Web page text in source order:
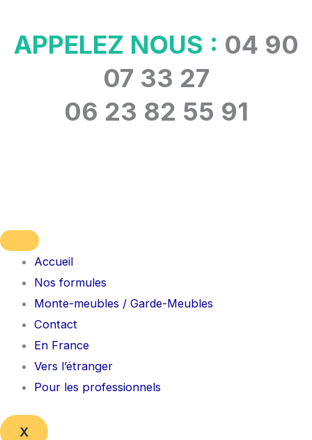
contenu
APPELEZ NOUS : 04 90
07 33 27
06 23 82 55 91
Accueil
Nos formules
Monte-meubles / Garde-Meubles
Contact
En France
Vers l’étranger
Pour les professionnels
X